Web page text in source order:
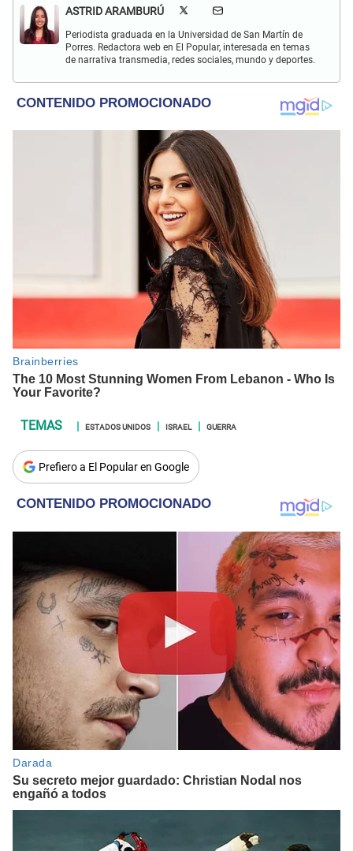
ASTRID ARAMBURÚ
Periodista graduada en la Universidad de San Martín de
Porres. Redactora web en El Popular, interesada en temas
de narrativa transmedia, redes sociales, mundo y deportes.
ESTADOS UNIDOS ISRAEL GUERRA
Prefiero a El Popular en Google